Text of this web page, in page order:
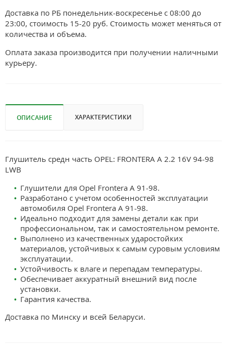
Доставка по РБ понедельник-воскресенье с 08:00 до
23:00, стоимость 15-20 руб. Стоимость может меняться от
количества и объема.
Оплата заказа производится при получении наличными
курьеру.
ОПИСАНИЕ ХАРАКТЕРИСТИКИ
Глушитель средн часть OPEL: FRONTERA A 2.2 16V 94-98
LWB
Глушители для Opel Frontera A 91-98.
Разработано с учетом особенностей эксплуатации
автомобиля Opel Frontera A 91-98.
Идеально подходит для замены детали как при
профессиональном, так и самостоятельном ремонте.
Выполнено из качественных ударостойких
материалов, устойчивых к самым суровым условиям
эксплуатации.
Устойчивость к влаге и перепадам температуры.
Обеспечивает аккуратный внешний вид после
установки.
Гарантия качества.
Доставка по Минску и всей Беларуси.